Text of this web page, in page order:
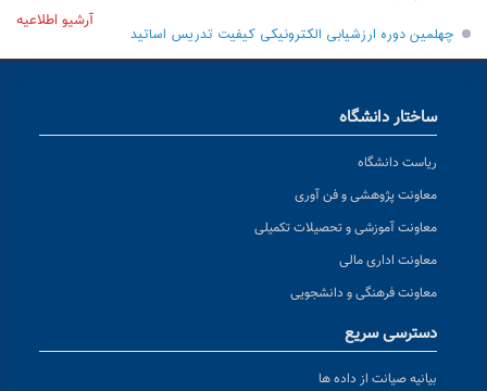
چهلمین دوره ارزشیابی الکترونیکی کیفیت تدریس اساتید
آرشیو اطلاعیه
ساختار دانشگاه
ریاست دانشگاه
معاونت پژوهشی و فن آوری
معاونت آموزشی و تحصیلات تکمیلی
معاونت اداری مالی
معاونت فرهنگی و دانشجویی
دسترسی سریع
بیانیه صیانت از داده ها